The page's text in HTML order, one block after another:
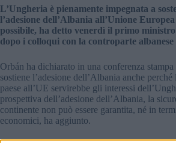
L’Ungheria è pienamente impegnata a
l’adesione dell’Albania all’Unione
possibile, ha detto venerdì il primo
dopo i colloqui con la controparte
Orbán ha dichiarato in una conferenza
sostiene l’adesione dell’Albania anche perché
paese all’UE servirebbe gli interessi
prospettiva dell’adesione dell’Albania, la
continente non può essere garantita, né in
economici, ha aggiunto.